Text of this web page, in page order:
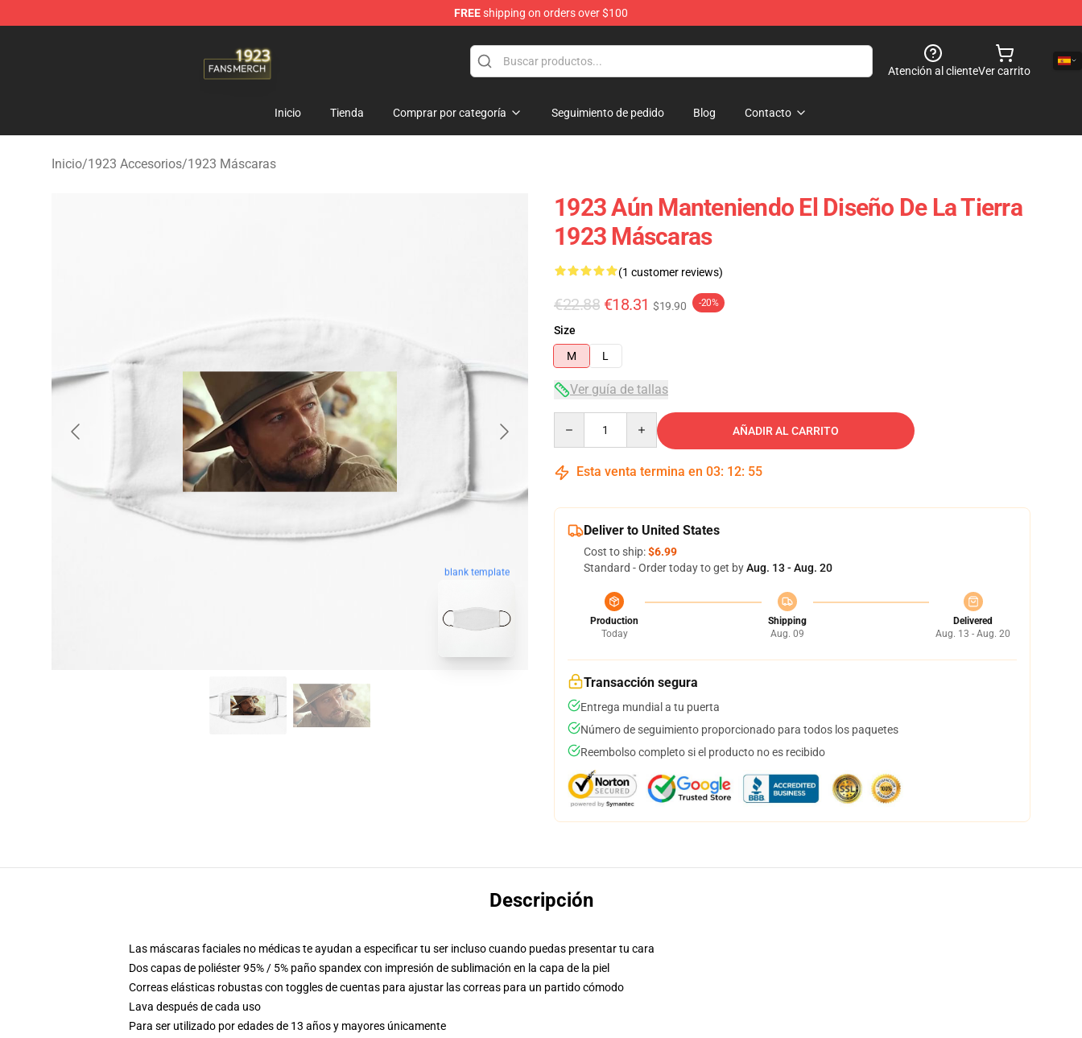
FREEshipping on orders over $100
Atención al clienteVer carrito
Inicio Tienda Comprar por categoría Seguimiento de pedido Blog Contacto
Inicio/1923 Accesorios/1923 Máscaras
blank template
1923 Aún Manteniendo El Diseño De La Tierra
1923 Máscaras
(1 customer reviews)
€22.88 €18.31 $19.90 -20%
Size
M
L
Ver guía de tallas
AÑADIR AL CARRITO
Esta venta termina en 03: 12: 54
Deliver to United States
Cost to ship:$6.99
Standard - Order today to get byAug. 13 - Aug. 20
Production
Today
Shipping
Aug. 09
Delivered
Aug. 13 - Aug. 20
Transacción segura
Entrega mundial a tu puerta
Número de seguimiento proporcionado para todos los paquetes
Reembolso completo si el producto no es recibido
Descripción
Las máscaras faciales no médicas te ayudan a especificar tu ser incluso cuando puedas presentar tu cara
Dos capas de poliéster 95% / 5% paño spandex con impresión de sublimación en la capa de la piel
Correas elásticas robustas con toggles de cuentas para ajustar las correas para un partido cómodo
Lava después de cada uso
Para ser utilizado por edades de 13 años y mayores únicamente